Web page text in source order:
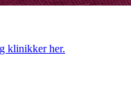
klinikker her.